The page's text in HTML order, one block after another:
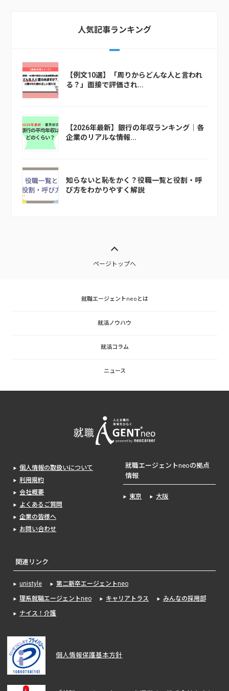
人気記事ランキング
【例文10選】「周りからどんな人と言われ
る？」面接で評価され...
【2026年最新】銀行の年収ランキング｜各
企業のリアルな情報...
知らないと恥をかく？役職一覧と役割・呼
び方をわかりやすく解説
ページトップへ
就職エージェントneoとは
就活ノウハウ
就活コラム
ニュース
個人情報の取扱いについて
利用規約
会社概要
よくあるご質問
企業の皆様へ
お問い合わせ
就職エージェントneoの拠点
情報
東京 大阪
関連リンク
unistyle 第二新卒エージェントneo
理系就職エージェントneo キャリアトラス みんなの採用部
ナイス！介護
個人情報保護基本方針